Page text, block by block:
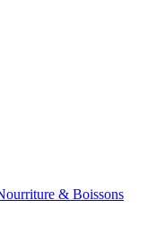
& Boissons